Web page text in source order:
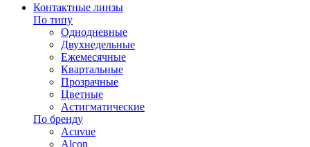
Контактные линзы
По типу
Однодневные
Двухнедельные
Ежемесячные
Квартальные
Прозрачные
Цветные
Астигматические
По бренду
Acuvue
Alcon